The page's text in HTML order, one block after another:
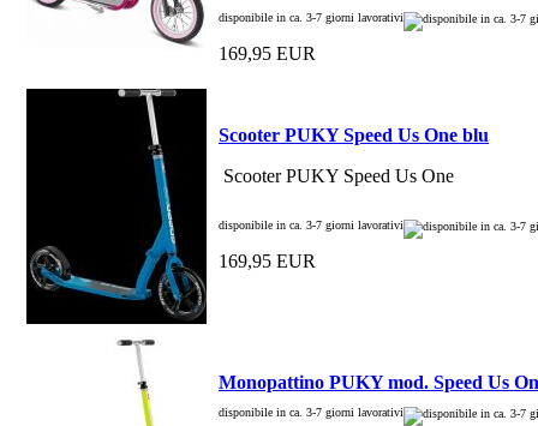
disponibile in ca. 3-7 giorni lavorativi
169,95 EUR
Scooter PUKY Speed Us One blu
Scooter PUKY Speed Us One
disponibile in ca. 3-7 giorni lavorativi
169,95 EUR
Monopattino PUKY mod. Speed Us
disponibile in ca. 3-7 giorni lavorativi